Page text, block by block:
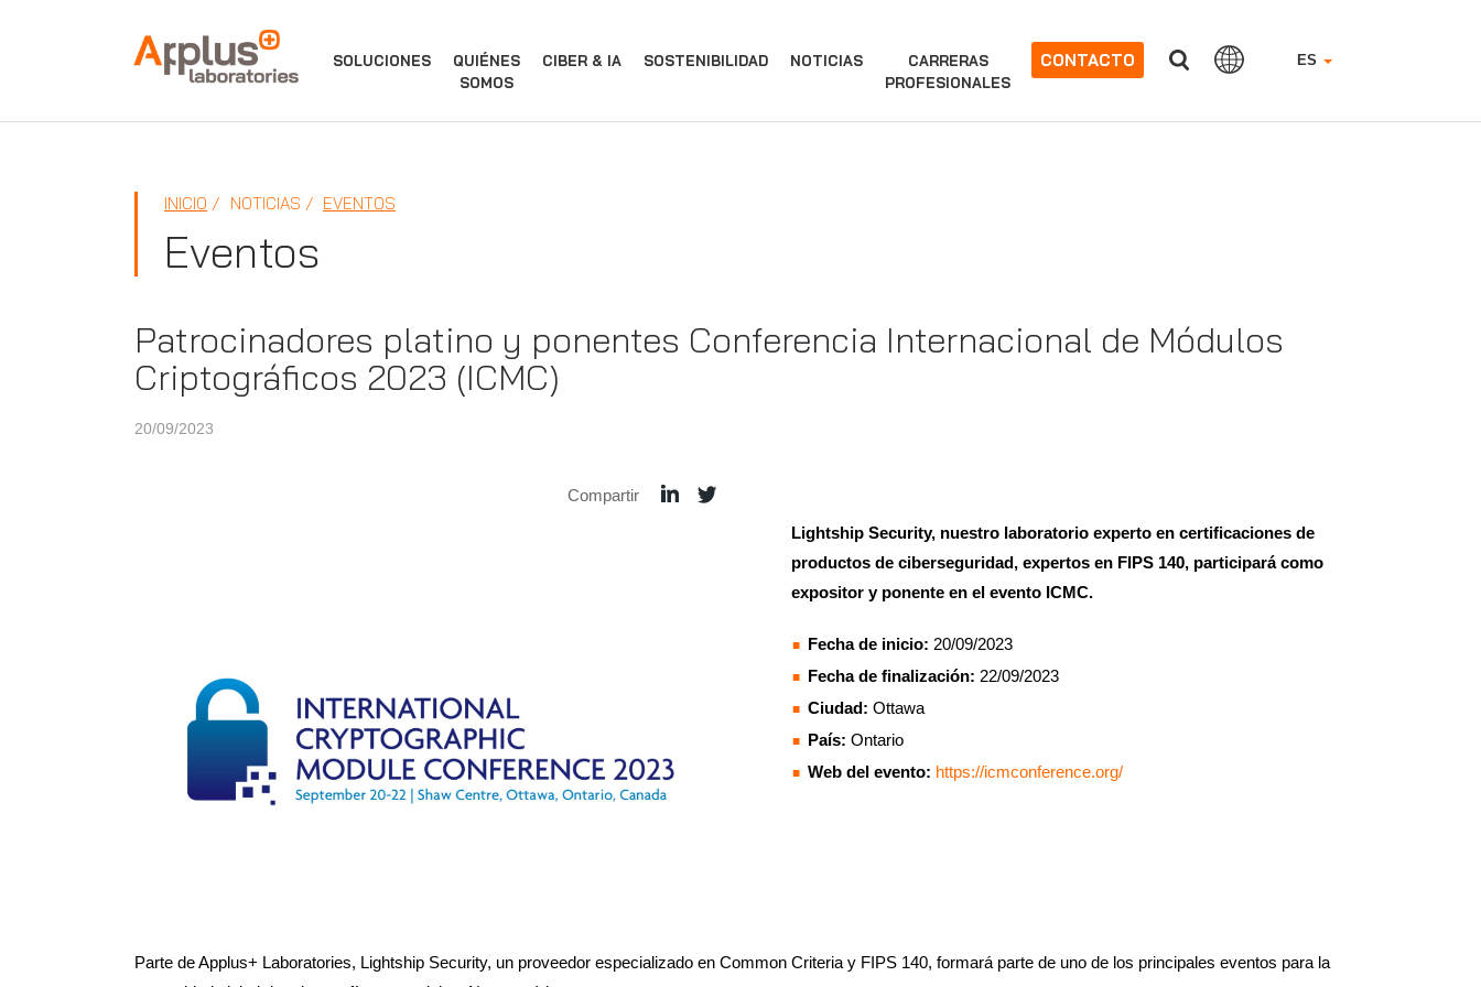
APPLUS+ ES
SOLUCIONES
QUIÉNES
SOMOS
CIBER & IA SOSTENIBILIDAD NOTICIAS
CARRERAS
PROFESIONALES
CONTACTO
INICIO NOTICIAS EVENTOS
Eventos
Patrocinadores platino y ponentes Conferencia Internacional de Módulos
Criptográficos 2023 (ICMC)
20/09/2023
Compartir
Lightship Security, nuestro laboratorio experto en certificaciones de
productos de ciberseguridad, expertos en FIPS 140, participará como
expositor y ponente en el evento ICMC.
Fecha de inicio: 20/09/2023
Fecha de finalización: 22/09/2023
Ciudad: Ottawa
País: Ontario
Web del evento: https://icmconference.org/
Parte de Applus+ Laboratories, Lightship Security, un proveedor especializado en Common Criteria y FIPS 140, formará parte de uno de los principales eventos para la